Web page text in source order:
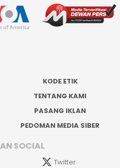
KODE ETIK
TENTANG KAMI
PASANG IKLAN
PEDOMAN MEDIA SIBER
SOCIAL
Twitter